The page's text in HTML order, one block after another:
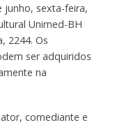
junho, sexta-feira,
Unimed-BH
2244. Os
ser adquiridos
na
comediante e